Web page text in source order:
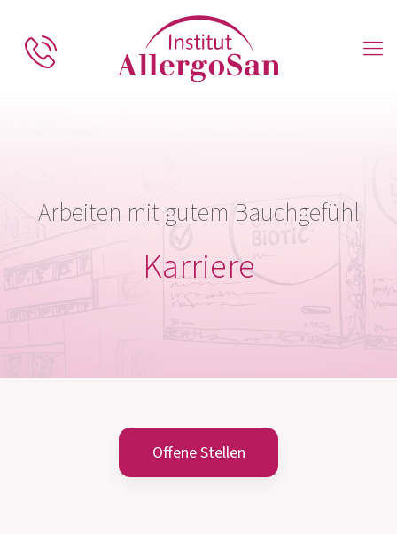
Arbeiten mit gutem Bauchgefühl
Karriere
Offene Stellen